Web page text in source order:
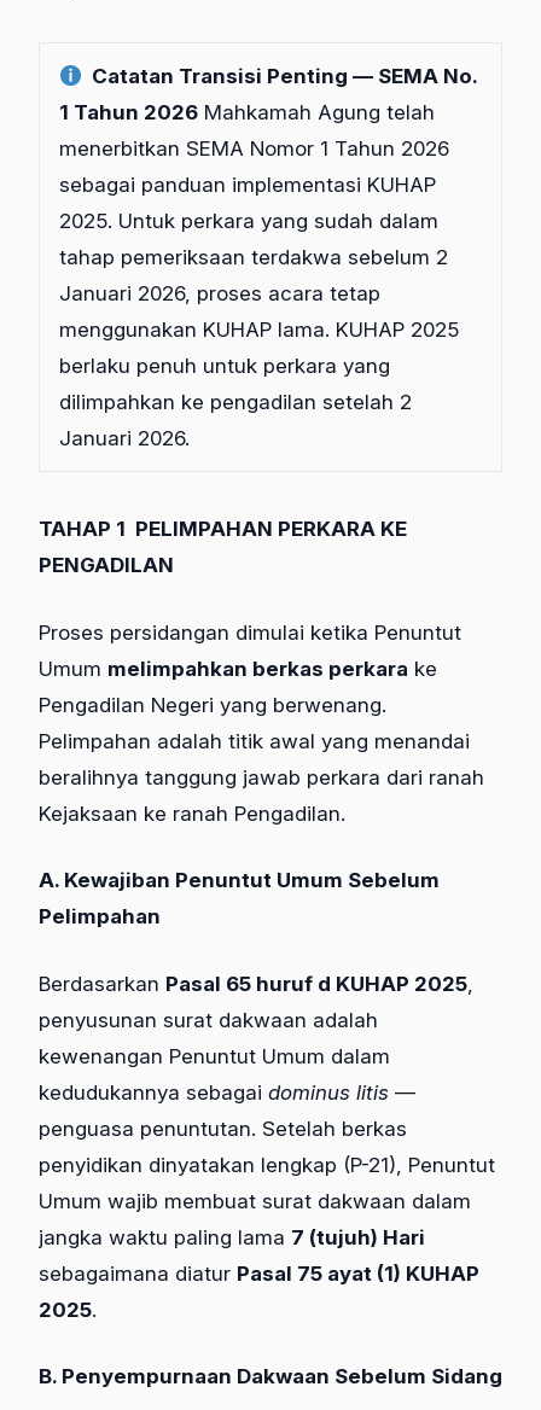
Catatan Transisi Penting — SEMA No.
1 Tahun 2026 Mahkamah Agung telah
menerbitkan SEMA Nomor 1 Tahun 2026
sebagai panduan implementasi KUHAP
2025. Untuk perkara yang sudah dalam
tahap pemeriksaan terdakwa sebelum 2
Januari 2026, proses acara tetap
menggunakan KUHAP lama. KUHAP 2025
berlaku penuh untuk perkara yang
dilimpahkan ke pengadilan setelah 2
Januari 2026.
TAHAP 1 PELIMPAHAN PERKARA KE
PENGADILAN
Proses persidangan dimulai ketika Penuntut
Umum melimpahkan berkas perkara ke
Pengadilan Negeri yang berwenang.
Pelimpahan adalah titik awal yang menandai
beralihnya tanggung jawab perkara dari ranah
Kejaksaan ke ranah Pengadilan.
A. Kewajiban Penuntut Umum Sebelum
Pelimpahan
Berdasarkan Pasal 65 huruf d KUHAP 2025
penyusunan surat dakwaan adalah
kewenangan Penuntut Umum dalam
kedudukannya sebagai dominus litis —
penguasa penuntutan. Setelah berkas
penyidikan dinyatakan lengkap (P-21), Penuntut
Umum wajib membuat surat dakwaan dalam
jangka waktu paling lama 7 (tujuh) Hari
sebagaimana diatur Pasal 75 ayat (1) KUHAP
2025.
B. Penyempurnaan Dakwaan Sebelum Sidang